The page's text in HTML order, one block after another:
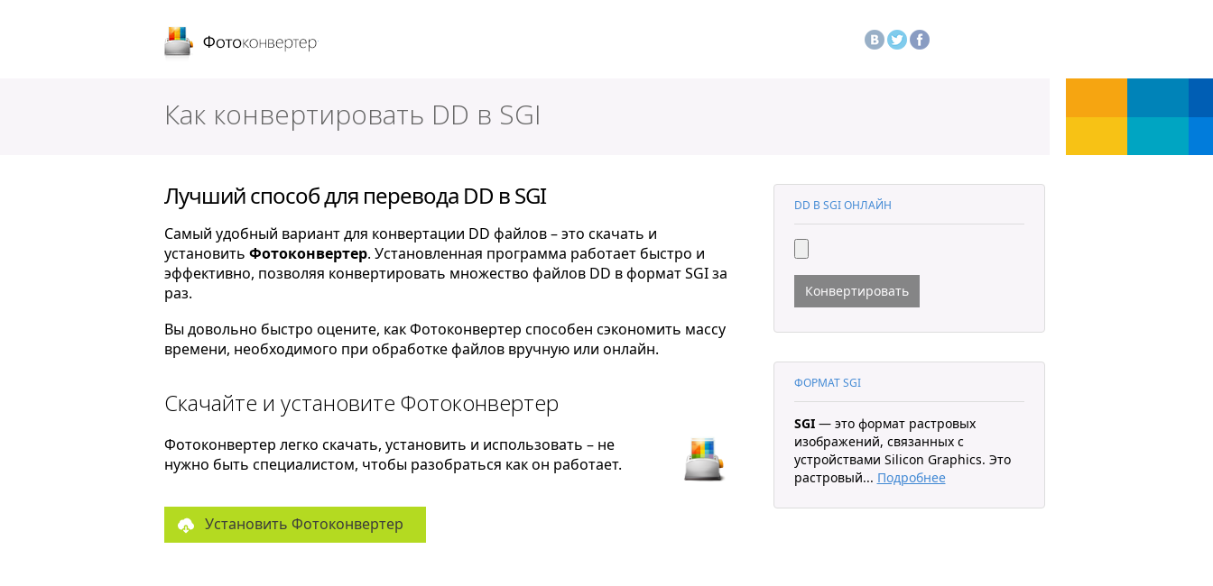
Как конвертировать DD в SGI
Лучший способ для перевода DD в SGI
Самый удобный вариант для конвертации DD файлов – это скачать и
установить Фотоконвертер. Установленная программа работает быстро и
эффективно, позволяя конвертировать множество файлов DD в формат SGI за
раз.
Вы довольно быстро оцените, как Фотоконвертер способен сэкономить массу
времени, необходимого при обработке файлов вручную или онлайн.
Скачайте и установите Фотоконвертер
Фотоконвертер легко скачать, установить и использовать – не
нужно быть специалистом, чтобы разобраться как он работает.
Установить Фотоконвертер
DD В SGI ОНЛАЙН
Конвертировать
ФОРМАТ SGI
SGI— это формат растровых
изображений, связанных с
устройствами Silicon Graphics. Это
растровый... Подробнее